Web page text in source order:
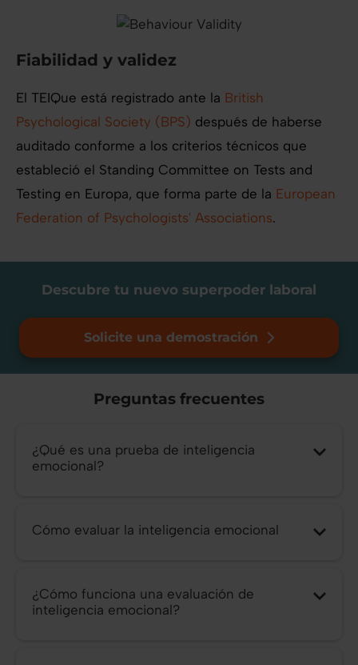
Fiabilidad y validez
El TEIQue está registrado ante la British
Psychological Society (BPS) después de haberse
auditado conforme a los criterios técnicos que
estableció el Standing Committee on Tests and
Testing en Europa, que forma parte de la European
Federation of Psychologists' Associations.
Descubre tu nuevo superpoder laboral
Solicite una demostración
Preguntas frecuentes
¿Qué es una prueba de inteligencia
emocional?
Cómo evaluar la inteligencia emocional
¿Cómo funciona una evaluación de
inteligencia emocional?